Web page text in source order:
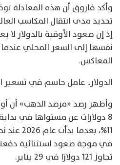
وأكد فاروق أن هذه المعادلة
تحديد مدى انتقال المكاسب
إذ إن صعود الأوقية بالدولار لا
نفسها إلى السعر المحلي عندما
المعاكس.
الدولار.. عامل حاسم في تسعير
وأظهر رصد «مرصد الذهب» أن
8 دولارات عن مستواها في
في موجة صعود استثنائية
تجاوز 121 دولارًا في 29 يناير.